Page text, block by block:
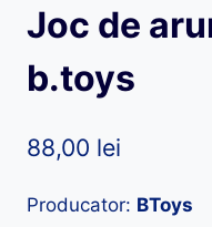
Joc de
b.toys
88,00 lei
Producator: BToys